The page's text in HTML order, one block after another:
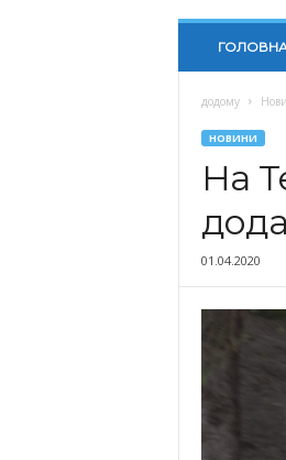
додому
НОВИНИ
На
01.04.2020